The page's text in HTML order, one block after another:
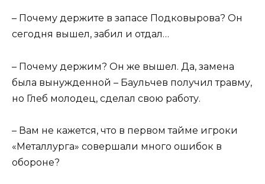
– Почему держите в запасе Подковырова? Он
сегодня вышел, забил и отдал…
– Почему держим? Он же вышел. Да, замена
была вынужденной – Баульчев получил травму,
но Глеб молодец, сделал свою работу.
– Вам не кажется, что в первом тайме игроки
«Металлурга» совершали много ошибок в
обороне?